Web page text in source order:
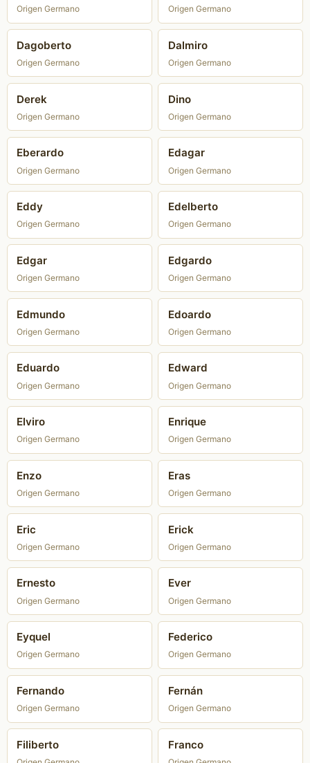
Origen Germano Origen Germano
Dagoberto
Origen Germano
Dalmiro
Origen Germano
Derek
Origen Germano
Dino
Origen Germano
Eberardo
Origen Germano
Edagar
Origen Germano
Eddy
Origen Germano
Edelberto
Origen Germano
Edgar
Origen Germano
Edgardo
Origen Germano
Edmundo
Origen Germano
Edoardo
Origen Germano
Eduardo
Origen Germano
Edward
Origen Germano
Elviro
Origen Germano
Enrique
Origen Germano
Enzo
Origen Germano
Eras
Origen Germano
Eric
Origen Germano
Erick
Origen Germano
Ernesto
Origen Germano
Ever
Origen Germano
Eyquel
Origen Germano
Federico
Origen Germano
Fernando
Origen Germano
Fernán
Origen Germano
Filiberto Franco